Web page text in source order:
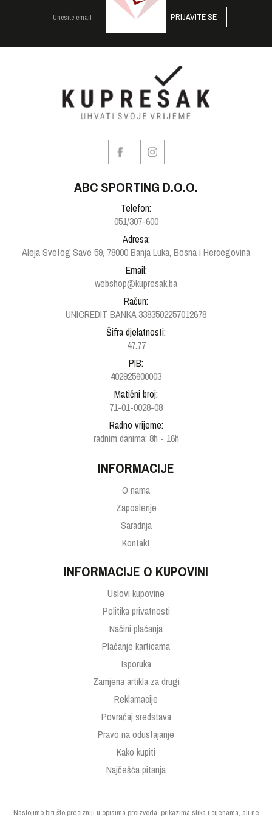
PRIJAVITE SE
ABC SPORTING D.O.O.
Telefon:
051/307-600
Adresa:
Aleja Svetog Save 59, 78000 Banja Luka, Bosna i Hercegovina
Email:
webshop@kupresak.ba
Račun:
UNICREDIT BANKA 3383502257012678
Šifra djelatnosti:
47.77
PIB:
402925600003
Matični broj:
71-01-0028-08
Radno vrijeme:
radnim danima: 8h - 16h
INFORMACIJE
O nama
Zaposlenje
Saradnja
Kontakt
INFORMACIJE O KUPOVINI
Uslovi kupovine
Politika privatnosti
Načini plaćanja
Plaćanje karticama
Isporuka
Zamjena artikla za drugi
Reklamacije
Povraćaj sredstava
Pravo na odustajanje
Kako kupiti
Najčešća pitanja
Nastojimo biti što precizniji u opisima proizvoda, prikazima slika i cijenama, ali ne